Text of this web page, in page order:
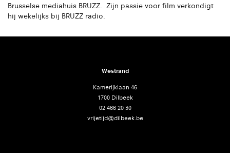
Brusselse mediahuis BRUZZ. Zijn passie voor film verkondigt
hij wekelijks bij BRUZZ radio.
Westrand
Kamerijklaan 46
1700 Dilbeek
02 466 20 30
vrijetijd@dilbeek.be